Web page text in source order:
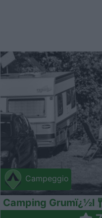
Campeggio
Camping Grumï¿½l